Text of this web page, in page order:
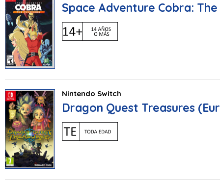
Space Adventure Cobra:
Nintendo Switch
Dragon Quest Treasures